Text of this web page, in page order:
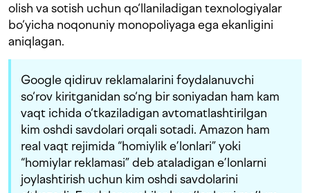
olish va sotish uchun qo‘llaniladigan texnologiyalar
bo‘yicha noqonuniy monopoliyaga ega ekanligini
aniqlagan.
Google qidiruv reklamalarini foydalanuvchi
so‘rov kiritganidan so‘ng bir soniyadan ham kam
vaqt ichida o‘tkaziladigan avtomatlashtirilgan
kim oshdi savdolari orqali sotadi. Amazon ham
real vaqt rejimida “homiylik e’lonlari” yoki
“homiylar reklamasi” deb ataladigan e’lonlarni
joylashtirish uchun kim oshdi savdolarini